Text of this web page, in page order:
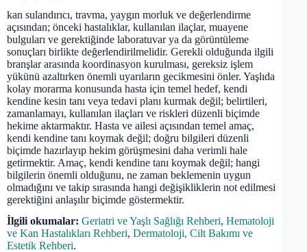
kan sulandırıcı, travma, yaygın morluk ve değerlendirme
açısından; önceki hastalıklar, kullanılan ilaçlar, muayene
bulguları ve gerektiğinde laboratuvar ya da görüntüleme
sonuçları birlikte değerlendirilmelidir. Gerekli olduğunda ilgili
branşlar arasında koordinasyon kurulması, gereksiz işlem
yükünü azaltırken önemli uyarıların gecikmesini önler. Yaşlıda
kolay morarma konusunda hasta için temel hedef, kendi
kendine kesin tanı veya tedavi planı kurmak değil; belirtileri,
zamanlamayı, kullanılan ilaçları ve riskleri düzenli biçimde
hekime aktarmaktır. Hasta ve ailesi açısından temel amaç,
kendi kendine tanı koymak değil; doğru bilgileri düzenli
biçimde hazırlayıp hekim görüşmesini daha verimli hale
getirmektir. Amaç, kendi kendine tanı koymak değil; hangi
bilgilerin önemli olduğunu, ne zaman beklemenin uygun
olmadığını ve takip sırasında hangi değişikliklerin not edilmesi
gerektiğini anlaşılır biçimde göstermektir.
İlgili okumalar: Geriatri ve Yaşlı Sağlığı Rehberi, Hematoloji
ve Kan Hastalıkları Rehberi, Dermatoloji, Cilt Bakımı ve
Estetik Rehberi.